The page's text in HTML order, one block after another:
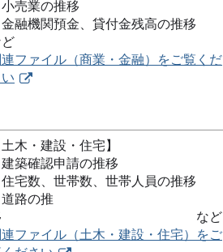
小売業の推移
金融機関預金、貸付金残高の推移
連ファイル（商業・金融）をご覧くだ
土木・建設・住宅】
建築確認申請の推移
住宅数、世帯数、世帯人員の推移
道路の推
など
連ファイル（土木・建設・住宅）をご